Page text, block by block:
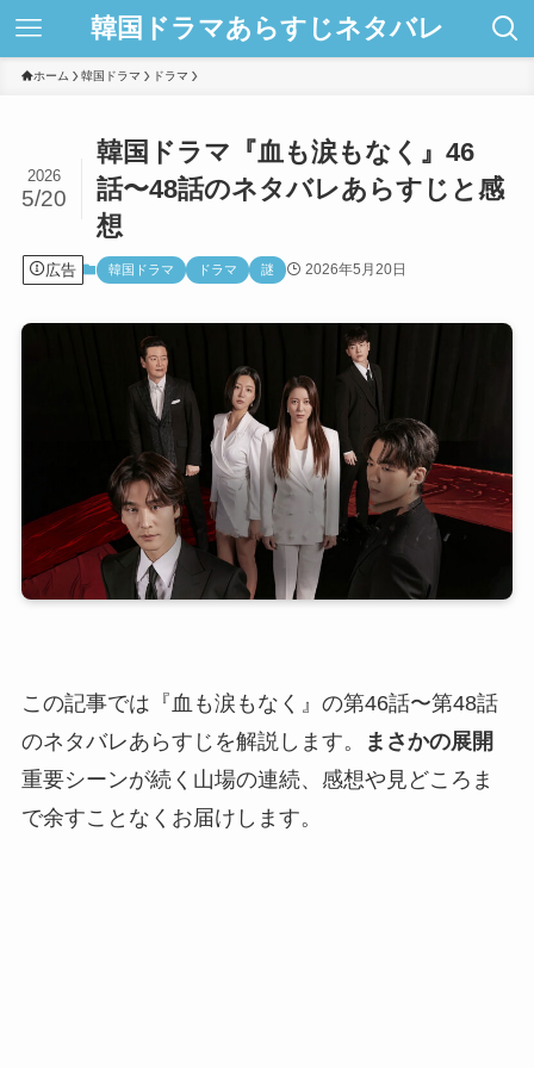
韓国ドラマあらすじネタバレ
ホーム 韓国ドラマ ドラマ
韓国ドラマ『血も涙もなく』46
話〜48話のネタバレあらすじと感
想
2026
5/20
広告 韓国ドラマ ドラマ 謎 2026年5月20日
この記事では『血も涙もなく』の第46話〜第48話
のネタバレあらすじを解説します。
まさかの展開
重要シーンが続く山場の連続、感想や見どころま
で余すことなくお届けします。